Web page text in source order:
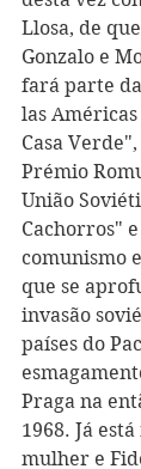
Llosa, de
Gonzalo e
fará parte
las
Casa
Prémio
União
Cachorros"
comunismo
que se
invasão
países do
Praga na
1968. Já
mulher e